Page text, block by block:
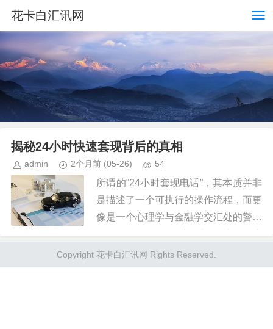
花卡白汇讯网
揭秘24小时快速套现背后的真相
admin 2个月前 (05-26) 54
所谓的“24小时套现电话”，其本质并非
是描述了一个可执行的操作流程，而更
像是一个心理学与金融学交汇处的警示
时，会主动搜索这类关键词，试图绕过
所有正常的风控和交易周期。这...
Copyright 花卡白汇讯网 Rights Reserved.